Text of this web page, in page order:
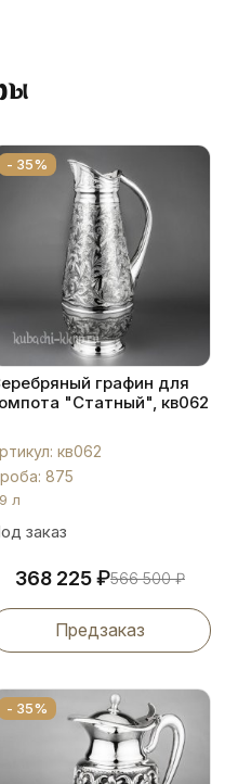
- 35%
графин для
"Статный", кв062
кв062
875
л
заказ
368 225₽566 500₽
Предзаказ
- 35%